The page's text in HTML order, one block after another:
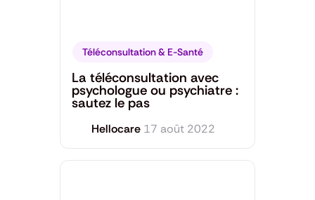
Téléconsultation & E-Santé
La téléconsultation avec
psychologue ou psychiatre :
sautez le pas
Hellocare 17 août 2022